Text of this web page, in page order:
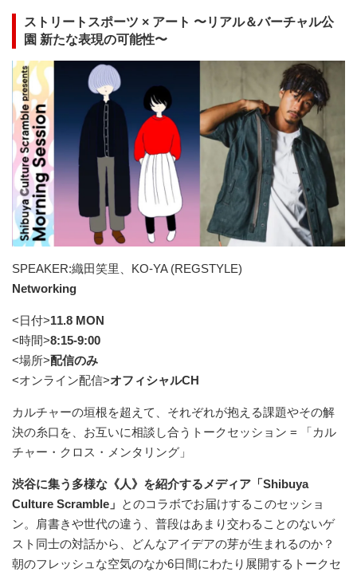
ストリートスポーツ × アート 〜リアル＆バーチャル公
園 新たな表現の可能性〜
SPEAKER:織田笑里、KO-YA (REGSTYLE)
Networking
<日付>11.8 MON
<時間>8:15-9:00
<場所>配信のみ
<オンライン配信>オフィシャルCH
カルチャーの垣根を超えて、それぞれが抱える課題やその解
決の糸口を、お互いに相談し合うトークセッション = 「カル
チャー・クロス・メンタリング」
渋谷に集う多様な《人》を紹介するメディア「Shibuya
Culture Scramble」 とのコラボでお届けするこのセッショ
ン。肩書きや世代の違う、普段はあまり交わることのないゲ
スト同士の対話から、どんなアイデアの芽が生まれるのか？
朝のフレッシュな空気のなか6日間にわたり展開するトークセ